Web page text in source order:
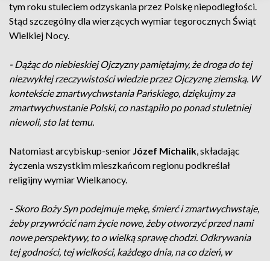
tym roku stuleciem odzyskania przez Polskę niepodległości.
Stąd szczególny dla wierzących wymiar tegorocznych Świąt
Wielkiej Nocy.
- Dążąc do niebieskiej Ojczyzny pamiętajmy, że droga do tej
niezwykłej rzeczywistości wiedzie przez Ojczyznę ziemską. W
kontekście zmartwychwstania Pańskiego, dziękujmy za
zmartwychwstanie Polski, co nastąpiło po ponad stuletniej
niewoli, sto lat temu.
Natomiast arcybiskup-senior Józef Michalik, składając
życzenia wszystkim mieszkańcom regionu podkreślał
religijny wymiar Wielkanocy.
- Skoro Boży Syn podejmuje mękę, śmierć i zmartwychwstaje,
żeby przywrócić nam życie nowe, żeby otworzyć przed nami
nowe perspektywy, to o wielką sprawę chodzi. Odkrywania
tej godności, tej wielkości, każdego dnia, na co dzień, w